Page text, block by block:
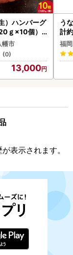
）ハンバーグ
ｇ×10個）
】
幡市
(0)
13,000
う
計
な
福
表示されます。